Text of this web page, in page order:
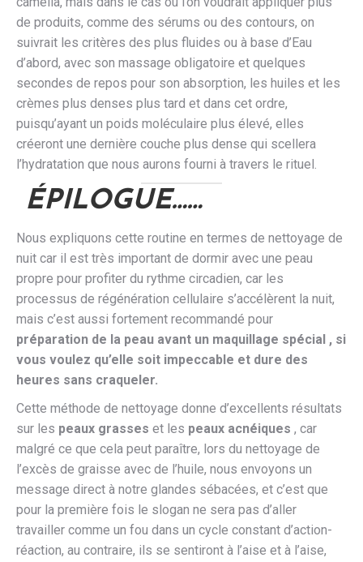
de produits, comme des sérums ou des contours, on
suivrait les critères des plus fluides ou à base d’Eau
d’abord, avec son massage obligatoire et quelques
secondes de repos pour son absorption, les huiles et les
crèmes plus denses plus tard et dans cet ordre,
puisqu’ayant un poids moléculaire plus élevé, elles
créeront une dernière couche plus dense qui scellera
l’hydratation que nous aurons fourni à travers le rituel.
ÉPILOGUE……
Nous expliquons cette routine en termes de nettoyage de
nuit car il est très important de dormir avec une peau
propre pour profiter du rythme circadien, car les
processus de régénération cellulaire s’accélèrent la nuit,
mais c’est aussi fortement recommandé pour
préparation de la peau avant un maquillage spécial , si
vous voulez qu’elle soit impeccable et dure des
heures sans craqueler.
Cette méthode de nettoyage donne d’excellents résultats
sur les peaux grasses et les peaux acnéiques , car
malgré ce que cela peut paraître, lors du nettoyage de
l’excès de graisse avec de l’huile, nous envoyons un
message direct à notre glandes sébacées, et c’est que
pour la première fois le slogan ne sera pas d’aller
travailler comme un fou dans un cycle constant d’action-
réaction, au contraire, ils se sentiront à l’aise et à l’aise,